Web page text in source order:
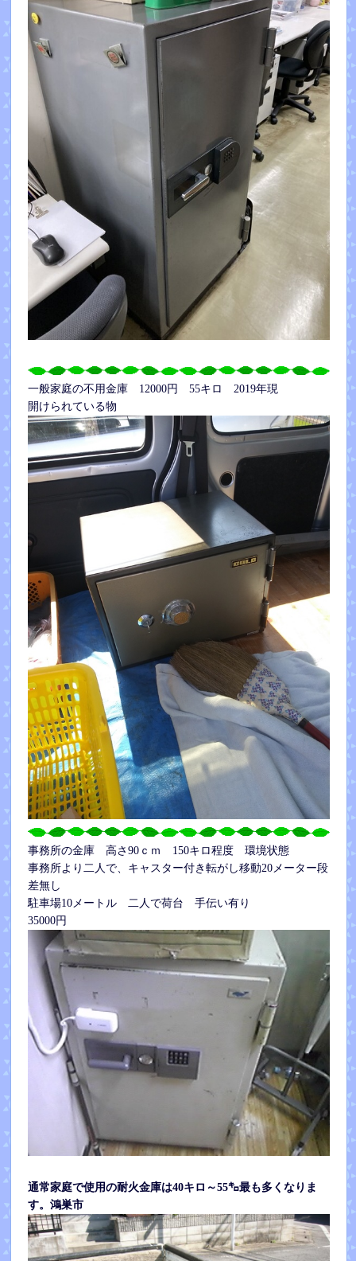
一般家庭の不用金庫 12000円 55キロ 2019年現
開けられている物
事務所の金庫 高さ90ｃｍ 150キロ程度 環境状態
事務所より二人で、キャスター付き転がし移動20メーター段
差無し
駐車場10メートル 二人で荷台 手伝い有り
35000円
通常家庭で使用の耐火金庫は40キロ～55㌔最も多くなりま
す。鴻巣市